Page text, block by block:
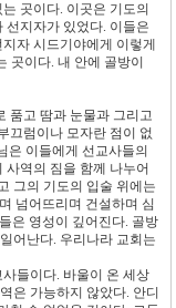
곳이다. 이곳은 기도의
선지자가 있었다. 이들은
자 시드기야에게 이렇게
곳이다. 내 안에 골방이
품고 땀과 눈물과 그리고
끄럼이나 모자란 점이 없
은 이들에게 선교사들의
역의 짐을 함께 나누어
그의 기도의 입술 위에는
넘어뜨리며 건설하며 심
은 영성이 깊어진다. 골방
어난다. 우리나라 교회는
들이다. 바울이 온 세상
은 가능하지 않았다. 안디